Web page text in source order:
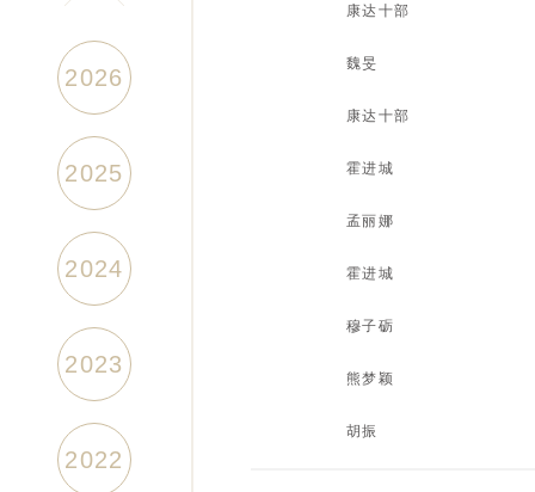
2026
2025
2024
2023
2022
土地一级开发征用中的法律问题之
康达十部
旻律师画医患（一）
魏旻
土地一级开发征用中的法律问题之
康达十部
合伙协议对“全体合伙人一致同意
霍进城
做律师将大有作为
孟丽娜
当我们谈论乔丹商标案时，我们在
霍进城
筑基不拒他山石 璞玉常琢终成器
穆子砺
购买房屋后出现质量问题责任的承
熊梦颖
关于多层分包、转包合同中违法
胡振